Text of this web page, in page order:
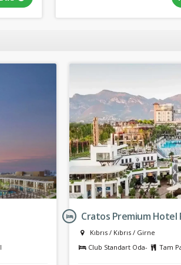
Cratos Premium Hotel
Kıbrıs / Kıbrıs / Girne
Club Standart Oda-
Tam